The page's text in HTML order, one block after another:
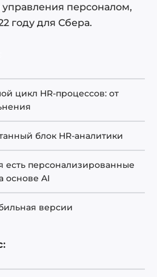
управления персоналом,
году для Сбера.
цикл HR-процессов: от
блок HR-аналитики
есть персонализированные
основе AI
версии